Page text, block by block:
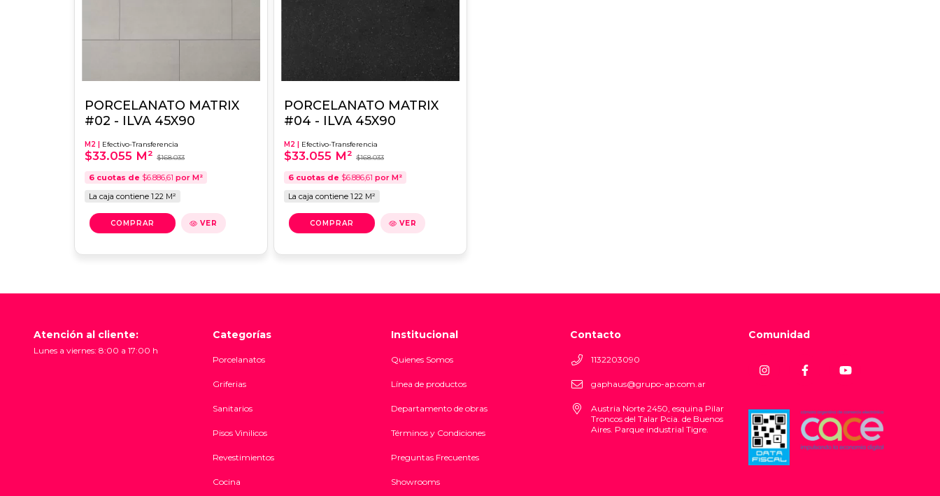
PORCELANATO MATRIX
#02 - ILVA 45X90
M2 | Efectivo-Transferencia
$33.055 M² $168.033
6 cuotas de $6.886,61 por M²
La caja contiene 1.22 M²
VER
PORCELANATO MATRIX
#04 - ILVA 45X90
M2 | Efectivo-Transferencia
$33.055 M² $168.033
6 cuotas de $6.886,61 por M²
La caja contiene 1.22 M²
VER
Atención al cliente:
Lunes a viernes: 8:00 a 17:00 h
Categorías
Porcelanatos
Griferias
Sanitarios
Pisos Vinilicos
Revestimientos
Cocina
Institucional
Quienes Somos
Línea de productos
Departamento de obras
Términos y Condiciones
Preguntas Frecuentes
Showrooms
Contacto
1132203090
gaphaus@grupo-ap.com.ar
Austria Norte 2450, esquina Pilar
Troncos del Talar Pcia. de Buenos
Aires. Parque industrial Tigre.
Comunidad